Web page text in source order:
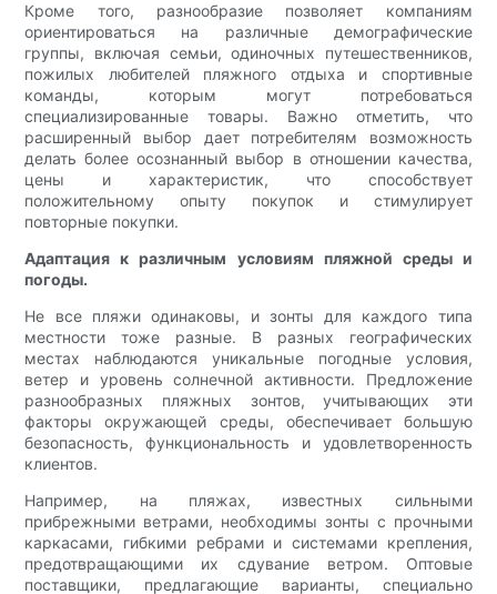
Кроме того, разнообразие позволяет компаниям
ориентироваться на различные демографические
группы, включая семьи, одиночных путешественников,
пожилых любителей пляжного отдыха и спортивные
команды, которым могут потребоваться
специализированные товары. Важно отметить, что
расширенный выбор дает потребителям возможность
делать более осознанный выбор в отношении качества,
цены и характеристик, что способствует
положительному опыту покупок и стимулирует
повторные покупки.
Адаптация к различным условиям пляжной среды и
погоды.
Не все пляжи одинаковы, и зонты для каждого типа
местности тоже разные. В разных географических
местах наблюдаются уникальные погодные условия,
ветер и уровень солнечной активности. Предложение
разнообразных пляжных зонтов, учитывающих эти
факторы окружающей среды, обеспечивает большую
безопасность, функциональность и удовлетворенность
клиентов.
Например, на пляжах, известных сильными
прибрежными ветрами, необходимы зонты с прочными
каркасами, гибкими ребрами и системами крепления,
предотвращающими их сдувание ветром. Оптовые
поставщики, предлагающие варианты, специально